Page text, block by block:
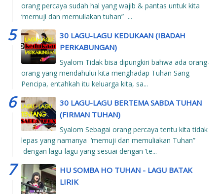
orang percaya sudah hal yang wajib & pantas untuk kita
‘memuji dan memuliakan tuhan” ...
30 LAGU-LAGU KEDUKAAN (IBADAH
PERKABUNGAN)
Syalom Tidak bisa dipungkiri bahwa ada orang-
orang yang mendahului kita menghadap Tuhan Sang
Pencipa, entahkah itu keluarga kita, sa...
30 LAGU-LAGU BERTEMA SABDA TUHAN
(FIRMAN TUHAN)
Syalom Sebagai orang percaya tentu kita tidak
lepas yang namanya ‘memuji dan memuliakan Tuhan”
dengan lagu-lagu yang sesuai dengan ‘te...
HU SOMBA HO TUHAN - LAGU BATAK
LIRIK